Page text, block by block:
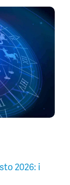
2026: i